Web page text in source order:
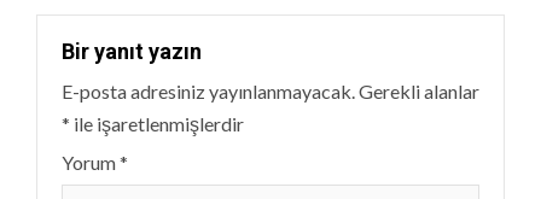
Bir yanıt yazın
E-posta adresiniz yayınlanmayacak. Gerekli alanlar
* ile işaretlenmişlerdir
Yorum*